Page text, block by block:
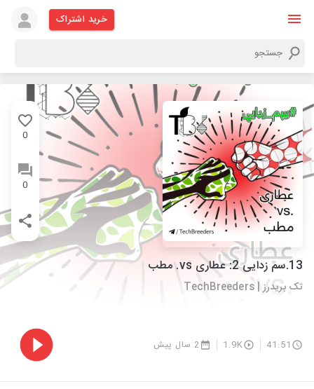
خرید اشتراک
0
0
13.سم زدایی 2: عطاری vs. مطب
تک بریدرز | TechBreeders
41:51
1.9K 2 سال پیش